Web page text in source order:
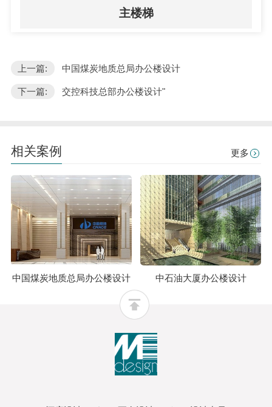
主楼梯
上一篇: 中国煤炭地质总局办公楼设计
下一篇: 交控科技总部办公楼设计"
相关案例 更多
中国煤炭地质总局办公楼设计 中石油大厦办公楼设计